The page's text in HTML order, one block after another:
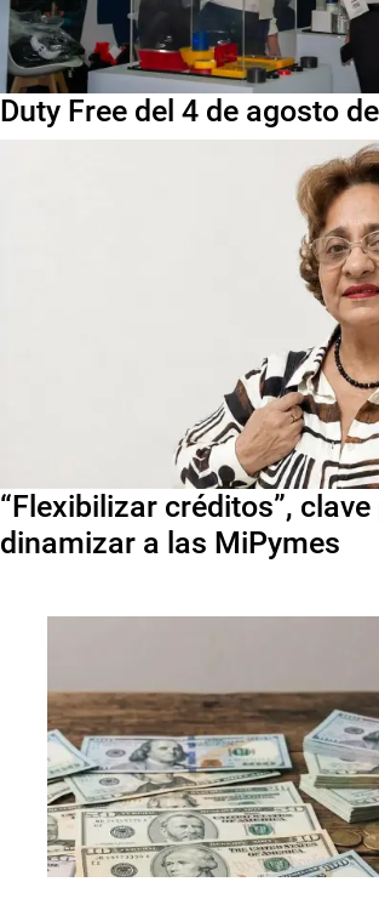
Duty Free del 4 de agosto
“Flexibilizar créditos”, clave
dinamizar a las MiPymes